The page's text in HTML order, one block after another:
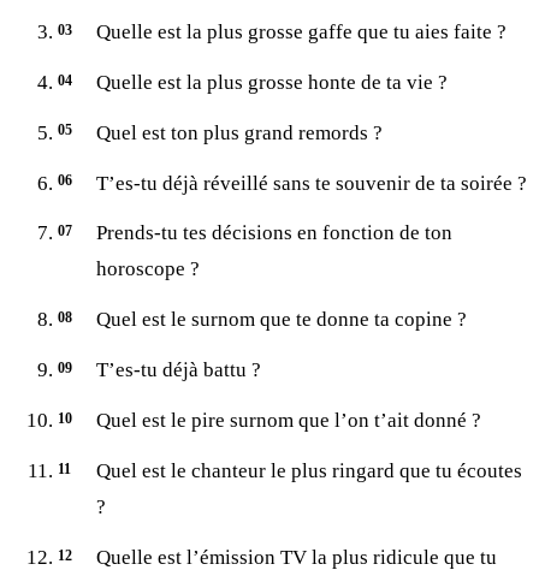
Quelle est la plus grosse gaffe que tu aies faite ?
Quelle est la plus grosse honte de ta vie ?
Quel est ton plus grand remords ?
T’es-tu déjà réveillé sans te souvenir de ta soirée ?
Prends-tu tes décisions en fonction de ton
horoscope ?
Quel est le surnom que te donne ta copine ?
T’es-tu déjà battu ?
Quel est le pire surnom que l’on t’ait donné ?
Quel est le chanteur le plus ringard que tu écoutes
?
Quelle est l’émission TV la plus ridicule que tu